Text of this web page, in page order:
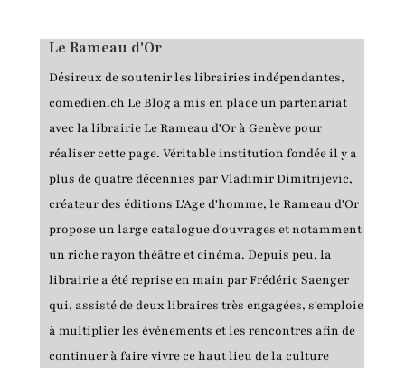
Le Rameau d'Or
Désireux de soutenir les librairies indépendantes,
comedien.ch Le Blog a mis en place un partenariat
avec la librairie Le Rameau d'Or à Genève pour
réaliser cette page. Véritable institution fondée il y a
plus de quatre décennies par Vladimir Dimitrijevic,
créateur des éditions L'Age d'homme, le Rameau d'Or
propose un large catalogue d'ouvrages et notamment
un riche rayon théâtre et cinéma. Depuis peu, la
librairie a été reprise en main par Frédéric Saenger
qui, assisté de deux libraires très engagées, s'emploie
à multiplier les événements et les rencontres afin de
continuer à faire vivre ce haut lieu de la culture